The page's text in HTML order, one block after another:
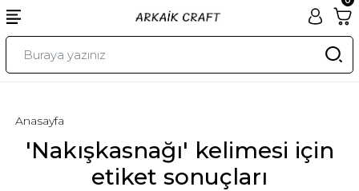
'Nakışkasnağı' kelimesi için
etiket sonuçları
Anasayfa